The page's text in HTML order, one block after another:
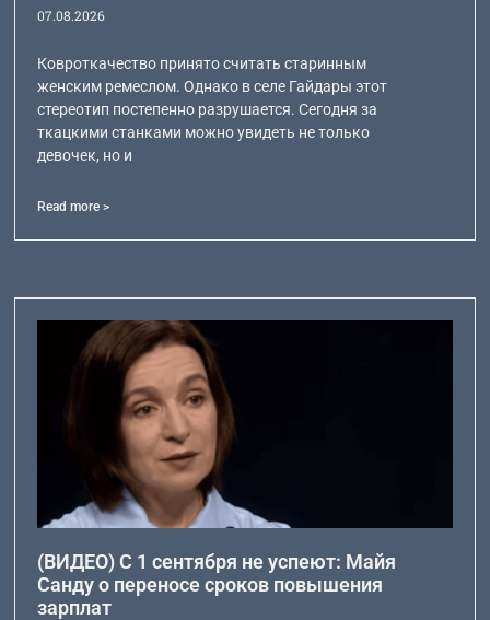
07.08.2026
Ковроткачество принято считать старинным
женским ремеслом. Однако в селе Гайдары этот
стереотип постепенно разрушается. Сегодня за
ткацкими станками можно увидеть не только
девочек, но и
Read more >
(ВИДЕО) С 1 сентября не успеют: Майя
Санду о переносе сроков повышения
зарплат